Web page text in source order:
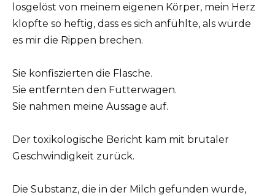
losgelöst von meinem eigenen Körper, mein Herz
klopfte so heftig, dass es sich anfühlte, als würde
es mir die Rippen brechen.
Sie konfiszierten die Flasche.
Sie entfernten den Futterwagen.
Sie nahmen meine Aussage auf.
Der toxikologische Bericht kam mit brutaler
Geschwindigkeit zurück.
Die Substanz, die in der Milch gefunden wurde,